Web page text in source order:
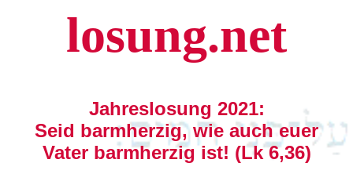
losung.net
Jahreslosung 2021:
Seid barmherzig, wie auch euer
Vater barmherzig ist! (Lk 6,36)